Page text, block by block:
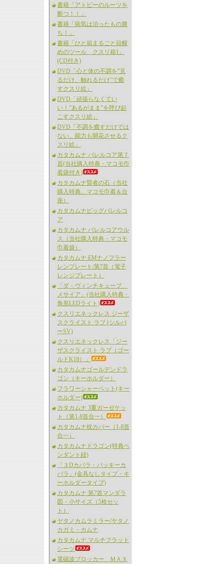
書籍「アトピーのルーツを
断つ！！」
書籍「病気は治ったもの勝
ち！」
書籍「ひと箱まるごと目醒
めのツール クスリ箱1」
(CD付き)
DVD「心と体の不調を”見
るだけ、触れるだけ”で癒
すクスリ絵」
DVD「頑張らなくてい
い！”あるがまま”を呼び起
こすクスリ絵」
DVD「不調を癒すだけでは
ない、能力も開花させるク
スリ絵」
カタカムナ バレルコア第７
首(当社購入特典・マコモ巾
着袋付き)
カタカムナ賢者の石（当社
購入特典、マコモ巾着＆台
座）
カタカムナビッグバレルコ
ア
カタカムナ バレルコアウル
ス（当社購入特典・マコモ
巾着袋）
カタカムナ EMナノフラー
レンプレート/第7首（電子
レンジプレート）
「ダ・ヴィンチキューブ
メサイア」(当社購入特典・
角形LEDライト)
クスリエネックレス ジーザ
スクライスト ラブ (シルバ
ーSV)
クスリエネックレス「ジー
ザスクライスト ラブ（ゴー
ルドK18）」
カタカムナゴールデンドラ
ゴン（キーホルダー）
フラワーシャーベット(キー
ホルダー)
カタカムナ 3重ガーゼケッ
ト（第1-8首合一）
カタカムナ枕カバー（1-8首
合一）
カタカムナドラゴン(特典ペ
ンダント紐)
「３Dカバラ・バッキーカ
バラ」(金具なしタイプ・キ
ーホルダータイプ)
カタカムナ 第7首マンダラ
図・小サイズ（5枚セッ
ト）
ヤタノカムラミラー/ヤタノ
カガミ・カムナ
カタカムナ マルチフラット
シーツ
電磁波ブロッカー ＭＡＸ